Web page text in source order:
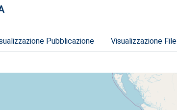
Pubblicazione Visualizzazione File